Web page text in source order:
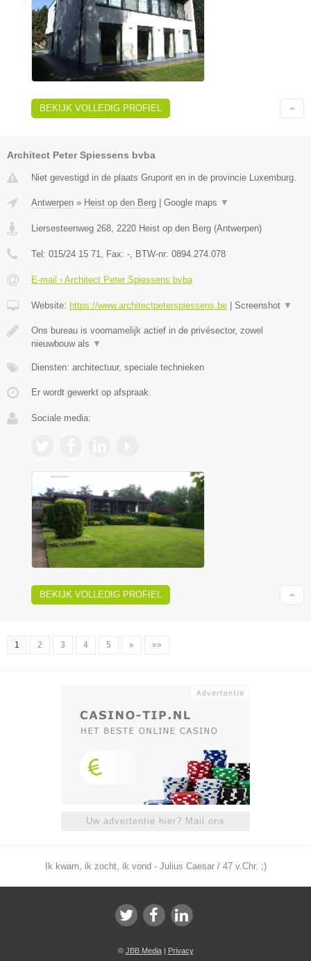
BEKIJK VOLLEDIG PROFIEL
Architect Peter Spiessens bvba
Niet gevestigd in de plaats Grupont en in de provincie Luxemburg.
Antwerpen » Heist op den Berg | Google maps ▼
Liersesteenweg 268 2220 Heist op den Berg (Antwerpen)
Tel: 015/24 15 71 , Fax: - , BTW-nr: 0894.274.078
E-mail › Architect Peter Spiessens bvba
Website: https://www.architectpeterspiessens.be | Screenshot ▼
Ons bureau is voornamelijk actief in de privésector, zowel
nieuwbouw als ▼
Diensten: architectuur, speciale technieken
Er wordt gewerkt op afspraak.
Sociale media:
BEKIJK VOLLEDIG PROFIEL
1 2 3 4 5 » »»
Uw advertentie hier? Mail ons
Ik kwam, ik zocht, ik vond - Julius Caesar / 47 v.Chr. ;)
© JBB Media| Privacy